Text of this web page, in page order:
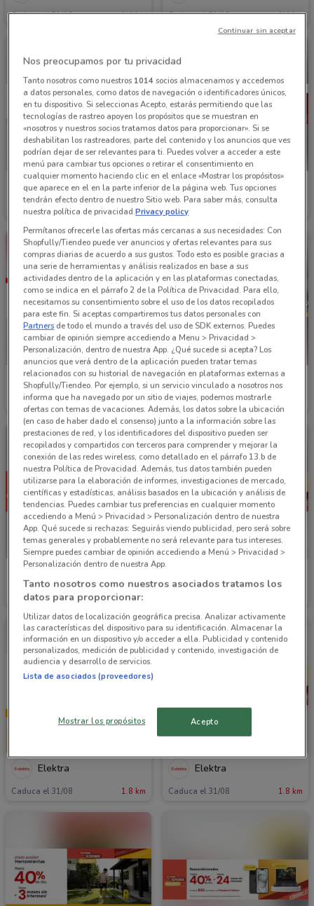
Caduca el 31/10 1.4 km Caduca el 31/12 1.4 km
Elektra
Caduca el 16/08 1.8 km
Elektra
Caduca el 16/08
Elektra
Caduca el 16/08 1.8 km
Elektra
Caduca el 31/08 1.8 km
Caduca el 31/08 1.8 km
Elektra
Caduca el 31/08 1.8 km
Elektra
Caduca el 31/08 1.8 km
Nos preocupamos por tu privacidad
Tanto nosotros como nuestros 1014socios almacenamos y accedemos
a datos personales, como datos de navegación o identificadores únicos,
en tu dispositivo. Si seleccionas Acepto, estarás permitiendo que las
tecnologías de rastreo apoyen los propósitos que se muestran en
«nosotros y nuestros socios tratamos datos para proporcionar». Si se
deshabilitan los rastreadores, parte del contenido y los anuncios que ves
podrían dejar de ser relevantes para ti. Puedes volver a acceder a este
menú para cambiar tus opciones o retirar el consentimiento en
cualquier momento haciendo clic en el enlace «Mostrar los propósitos»
que aparece en el en la parte inferior de la página web. Tus opciones
tendrán efecto dentro de nuestro Sitio web. Para saber más, consulta
nuestra política de privacidad.Privacy policy
Permítanos ofrecerle las ofertas más cercanas a sus necesidades: Con
Shopfully/Tiendeo puede ver anuncios y ofertas relevantes para sus
compras diarias de acuerdo a sus gustos. Todo esto es posible gracias a
una serie de herramientas y análisis realizados en base a sus
actividades dentro de la aplicación y en las plataformas conectadas,
como se indica en el párrafo 2 de la Política de Privacidad. Para ello,
necesitamos su consentimiento sobre el uso de los datos recopilados
para este fin. Si aceptas compartiremos tus datos personales con
Partners de todo el mundo a través del uso de SDK externos. Puedes
cambiar de opinión siempre accediendo a Menu > Privacidad >
Personalización, dentro de nuestra App. ¿Qué sucede si acepta? Los
anuncios que verá dentro de la aplicación pueden tratar temas
relacionados con su historial de navegación en plataformas externas a
Shopfully/Tiendeo. Por ejemplo, si un servicio vinculado a nosotros nos
informa que ha navegado por un sitio de viajes, podemos mostrarle
ofertas con temas de vacaciones. Además, los datos sobre la ubicación
(en caso de haber dado el consenso) junto a la información sobre las
prestaciones de red, y los identificadores del dispositivo pueden ser
recopilados y compartidos con terceros para comprender y mejorar la
conexión de las redes wireless, como detallado en el párrafo 13.b de
nuestra Política de Provacidad. Además, tus datos también pueden
utilizarse para la elaboración de informes, investigaciones de mercado,
científicas y estadísticas, análisis basados en la ubicación y análisis de
tendencias. Puedes cambiar tus preferencias en cualquier momento
accediendo a Menú > Privacidad > Personalización dentro de nuestra
App. Qué sucede si rechazas: Seguirás viendo publicidad, pero será sobre
temas generales y probablemente no será relevante para tus intereses.
Siempre puedes cambiar de opinión accediendo a Menú > Privacidad >
Personalización dentro de nuestra App.
Tanto nosotros como nuestros asociados tratamos los
datos para proporcionar:
Utilizar datos de localización geográfica precisa. Analizar activamente
las características del dispositivo para su identificación. Almacenar la
información en un dispositivo y/o acceder a ella. Publicidad y contenido
personalizados, medición de publicidad y contenido, investigación de
audiencia y desarrollo de servicios.
Lista de asociados (proveedores)
Mostrar los propósitos Acepto
Continuar sin aceptar